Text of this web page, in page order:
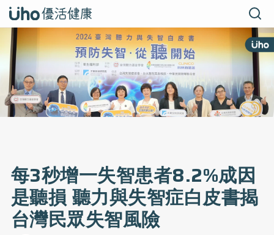
每3秒增一失智患者8.2%成因
是聽損 聽力與失智症白皮書揭
台灣民眾失智風險